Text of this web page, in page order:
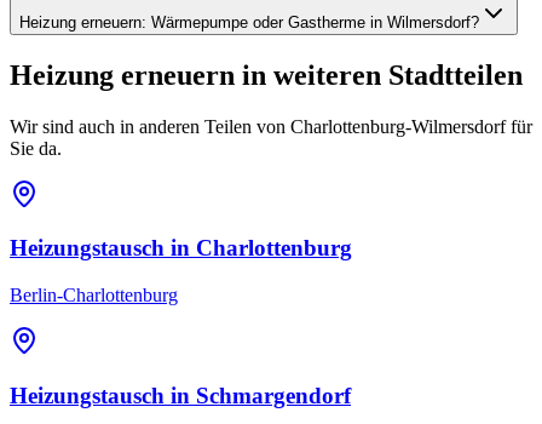
Heizung erneuern: Wärmepumpe oder Gastherme in Wilmersdorf?
Heizung erneuern in weiteren Stadtteilen
Wir sind auch in anderen Teilen von Charlottenburg-Wilmersdorffür
Sie da.
Heizungstausch in Charlottenburg
Berlin-Charlottenburg
Heizungstausch in Schmargendorf